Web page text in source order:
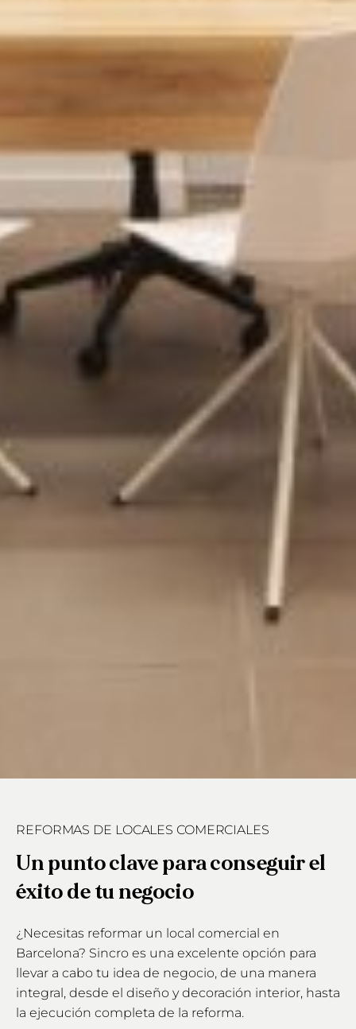
REFORMAS DE LOCALES COMERCIALES
Un punto clave para conseguir el
éxito de tu negocio
¿Necesitas reformar un local comercial en
Barcelona? Sincro es una excelente opción para
llevar a cabo tu idea de negocio, de una manera
integral, desde el diseño y decoración interior, hasta
la ejecución completa de la reforma.